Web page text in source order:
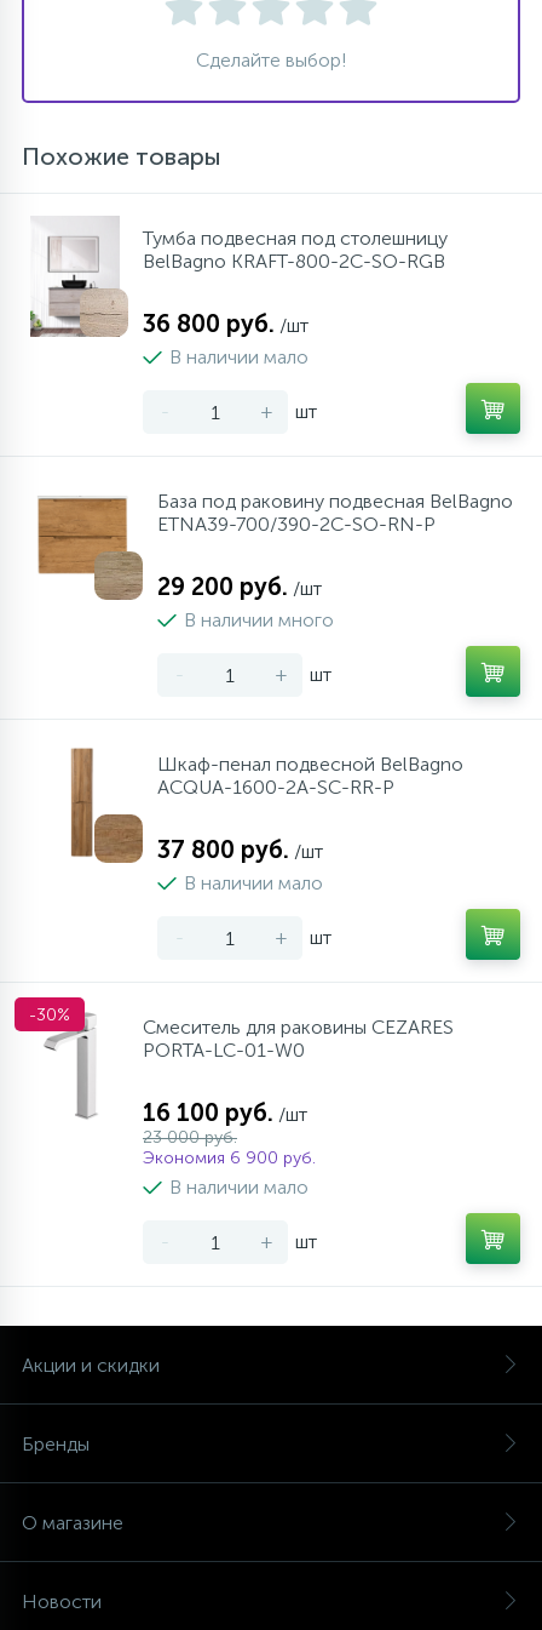
Сделайте выбор!
Похожие товары
Тумба подвесная под столешницу
BelBagno KRAFT-800-2C-SO-RGB
36 800 руб. /шт
В наличии мало
- + шт
База под раковину подвесная BelBagno
ETNA39-700/390-2C-SO-RN-P
29 200 руб. /шт
В наличии много
- + шт
Шкаф-пенал подвесной BelBagno
ACQUA-1600-2A-SC-RR-P
37 800 руб. /шт
В наличии мало
- + шт
-30%
Cмеситель для раковины CEZARES
PORTA-LC-01-W0
16 100 руб. /шт
23 000 руб.
Экономия 6 900 руб.
В наличии мало
- + шт
Акции и скидки
Бренды
О магазине
Новости